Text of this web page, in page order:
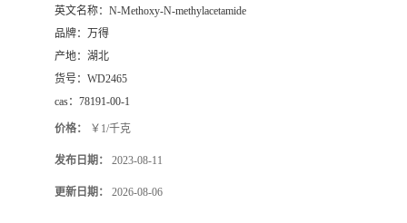
英文名称： N-Methoxy-N-methylacetamide
品牌： 万得
产地： 湖北
货号： WD2465
cas： 78191-00-1
价格： ￥1/千克
发布日期： 2023-08-11
更新日期： 2026-08-06